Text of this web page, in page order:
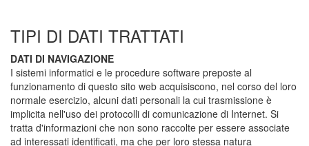
TIPI DI DATI TRATTATI
DATI DI NAVIGAZIONE
I sistemi informatici e le procedure software preposte al
funzionamento di questo sito web acquisiscono, nel corso del loro
normale esercizio, alcuni dati personali la cui trasmissione è
implicita nell'uso dei protocolli di comunicazione di Internet. Si
tratta d'informazioni che non sono raccolte per essere associate
ad interessati identificati, ma che per loro stessa natura